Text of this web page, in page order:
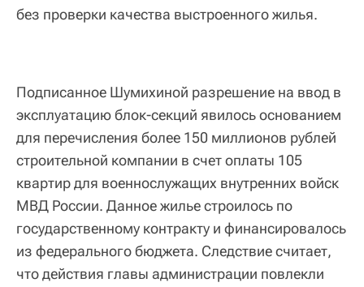
без проверки качества выстроенного жилья.
Подписанное Шумихиной разрешение на ввод в
эксплуатацию блок-секций явилось основанием
для перечисления более 150 миллионов рублей
строительной компании в счет оплаты 105
квартир для военнослужащих внутренних войск
МВД России. Данное жилье строилось по
государственному контракту и финансировалось
из федерального бюджета. Следствие считает,
что действия главы администрации повлекли